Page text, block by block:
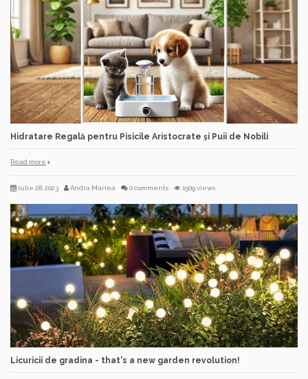
Hidratare Regală pentru Pisicile Aristocrate și Puii de Nobili
Read more
iulie 28, 2023 Andra Manea 0 comments 1509 views
Licuricii de gradina - that's a new garden revolution!